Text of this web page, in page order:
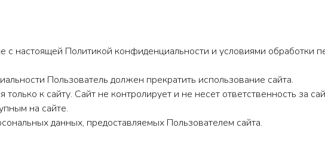
с настоящей Политикой конфиденциальности и условиями обработки
Пользователь должен прекратить использование сайта.
к сайту. Сайт не контролирует и не несет ответственность за
на сайте.
данных, предоставляемых Пользователем сайта.